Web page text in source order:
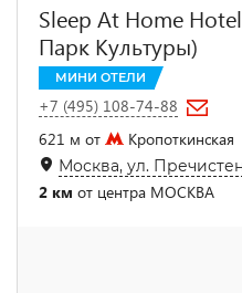
Sleep At Home
Парк Культуры)
МИНИ ОТЕЛИ
+7 (495) 108-74-88
621 м от
Кропоткинская
Москва, ул.
2 км от центра МОСКВА